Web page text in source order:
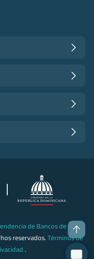
de Bancos de la
reservados.Términos de
.